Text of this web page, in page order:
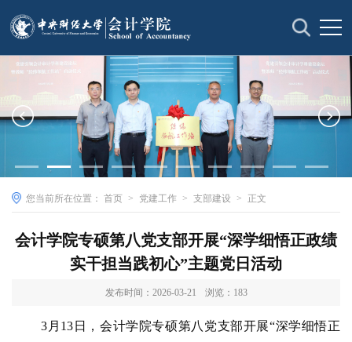
您当前所在位置： 首页 > 党建工作 > 支部建设 > 正文
​会计学院专硕第八党支部开展“深学细悟正政绩
实干担当践初心”主题党日活动
发布时间：2026-03-21 浏览： 183
3月13日，会计学院专硕第八党支部开展“深学细悟正